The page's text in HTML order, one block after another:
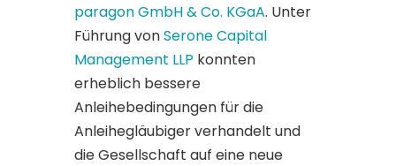
paragon GmbH & Co. KGaA. Unter
Führung vonSerone Capital
Management LLP konnten
erheblich bessere
Anleihebedingungen für die
Anleihegläubiger verhandelt und
die Gesellschaft auf eine neue